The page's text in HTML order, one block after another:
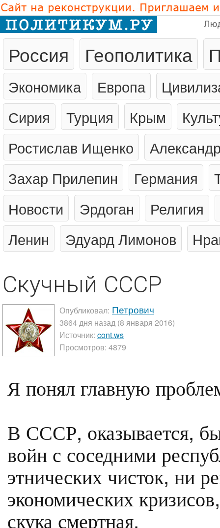
Россия Геополитика
Экономика Европа
Сирия
Турция Крым
Ростислав Ищенко
Захар Прилепин
Германия
Новости
Эрдоган
Религия
Ленин
Эдуард Лимонов
Скучный СССР
Опубликовал: Петрович
3864 дня назад (8 января 2016)
Источник: cont.ws
Просмотров: 4879
Я понял главную
В СССР, оказывается,
войн с соседними
этнических чисток, ни
экономических
скука смертная.